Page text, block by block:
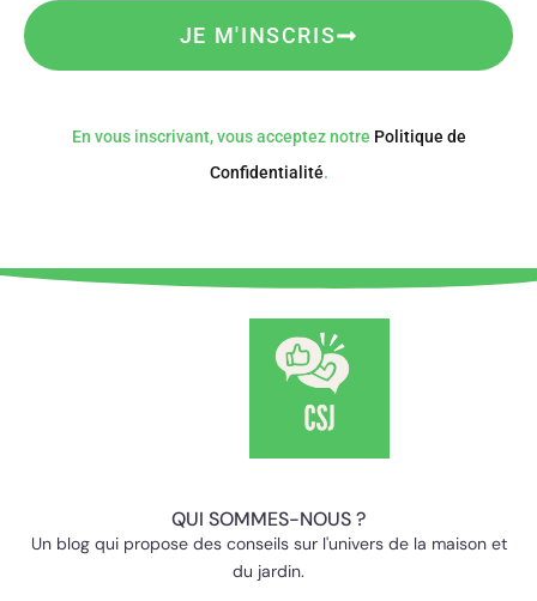
JE M'INSCRIS
En vous inscrivant, vous acceptez notre Politique de
Confidentialité.
QUI SOMMES-NOUS ?
Un blog qui propose des conseils sur l'univers de la maison et
du jardin.